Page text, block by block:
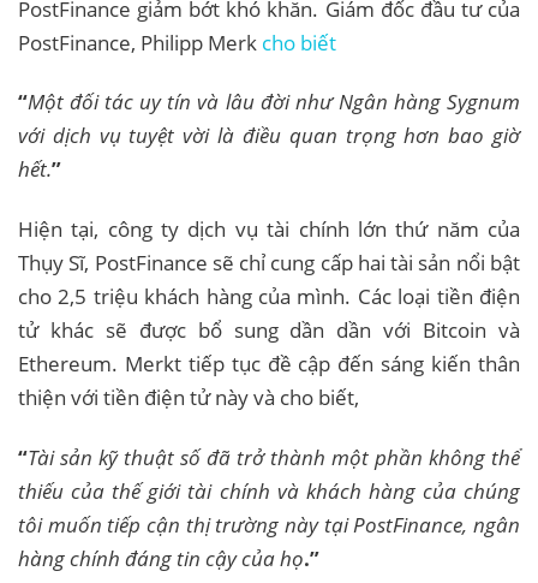
PostFinance giảm bớt khó khăn. Giám đốc đầu tư của
PostFinance, Philipp Merk cho biết
“Một đối tác uy tín và lâu đời như Ngân hàng Sygnum
với dịch vụ tuyệt vời là điều quan trọng hơn bao giờ
hết.”
Hiện tại, công ty dịch vụ tài chính lớn thứ năm của
Thụy Sĩ, PostFinance sẽ chỉ cung cấp hai tài sản nổi bật
cho 2,5 triệu khách hàng của mình. Các loại tiền điện
tử khác sẽ được bổ sung dần dần với Bitcoin và
Ethereum. Merkt tiếp tục đề cập đến sáng kiến ​​thân
thiện với tiền điện tử này và cho biết,
“Tài sản kỹ thuật số đã trở thành một phần không thể
thiếu của thế giới tài chính và khách hàng của chúng
tôi muốn tiếp cận thị trường này tại PostFinance, ngân
hàng chính đáng tin cậy của họ.”